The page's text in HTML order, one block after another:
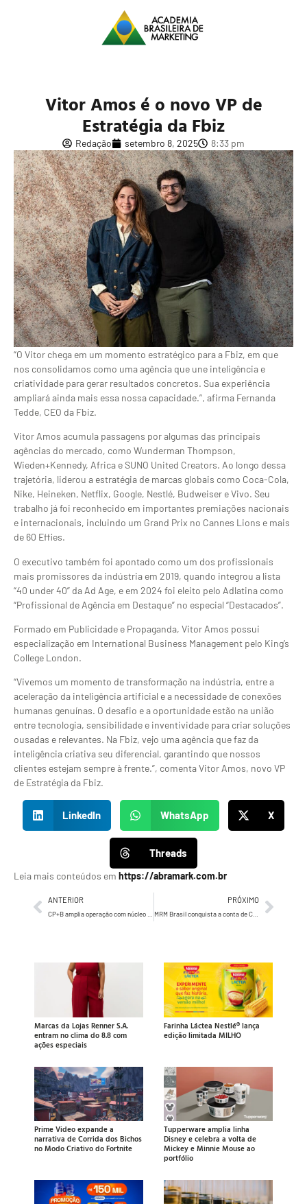
Vitor Amos é o novo VP de
Estratégia da Fbiz
Redação setembro 8, 2025 8:33 pm
“O Vitor chega em um momento estratégico para a Fbiz, em que
nos consolidamos como uma agência que une inteligência e
criatividade para gerar resultados concretos. Sua experiência
ampliará ainda mais essa nossa capacidade.”, afirma Fernanda
Tedde, CEO da Fbiz.
Vitor Amos acumula passagens por algumas das principais
agências do mercado, como Wunderman Thompson,
Wieden+Kennedy, Africa e SUNO United Creators. Ao longo dessa
trajetória, liderou a estratégia de marcas globais como Coca-Cola,
Nike, Heineken, Netflix, Google, Nestlé, Budweiser e Vivo. Seu
trabalho já foi reconhecido em importantes premiações nacionais
e internacionais, incluindo um Grand Prix no Cannes Lions e mais
de 60 Effies.
O executivo também foi apontado como um dos profissionais
mais promissores da indústria em 2019, quando integrou a lista
“40 under 40” da Ad Age, e em 2024 foi eleito pelo Adlatina como
“Profissional de Agência em Destaque” no especial “Destacados”.
Formado em Publicidade e Propaganda, Vitor Amos possui
especialização em International Business Management pelo King’s
College London.
“Vivemos um momento de transformação na indústria, entre a
aceleração da inteligência artificial e a necessidade de conexões
humanas genuínas. O desafio e a oportunidade estão na união
entre tecnologia, sensibilidade e inventividade para criar soluções
ousadas e relevantes. Na Fbiz, vejo uma agência que faz da
inteligência criativa seu diferencial, garantindo que nossos
clientes estejam sempre à frente.”, comenta Vitor Amos, novo VP
de Estratégia da Fbiz.
LinkedIn WhatsApp X
Threads
Leia mais conteúdos em https://abramark.com.br
ANTERIOR PRÓXIMO
MRM Brasil conquista a conta de CRM e Dados do Grupo L’Oréal para a América Latina
Marcas da Lojas Renner S.A.
entram no clima do 8.8 com
ações especiais
Farinha Láctea Nestlé® lança
edição limitada MILHO
Prime Video expande a
narrativa de Corrida dos Bichos
no Modo Criativo do Fortnite
Tupperware amplia linha
Disney e celebra a volta de
Mickey e Minnie Mouse ao
portfólio